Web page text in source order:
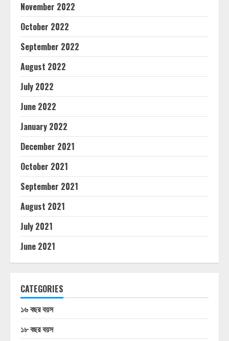
November 2022
October 2022
September 2022
August 2022
July 2022
June 2022
January 2022
December 2021
October 2021
September 2021
August 2021
July 2021
June 2021
CATEGORIES
১৬ বছর বয়স
১৮ বছর বয়স